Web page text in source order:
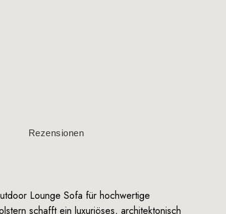
Rezensionen
Lounge Sofa für hochwertige
schafft ein luxuriöses, architektonisch